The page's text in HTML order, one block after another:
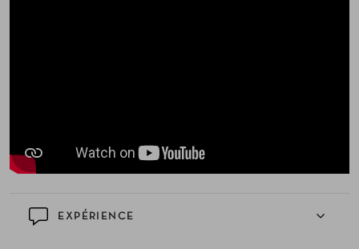
EXPÉRIENCE